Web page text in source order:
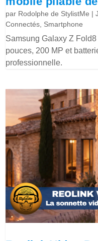
par Rodolphe de StylistMe |
Connectés Smartphone
Samsung Galaxy Z
pouces, 200 MP et
professionnelle.